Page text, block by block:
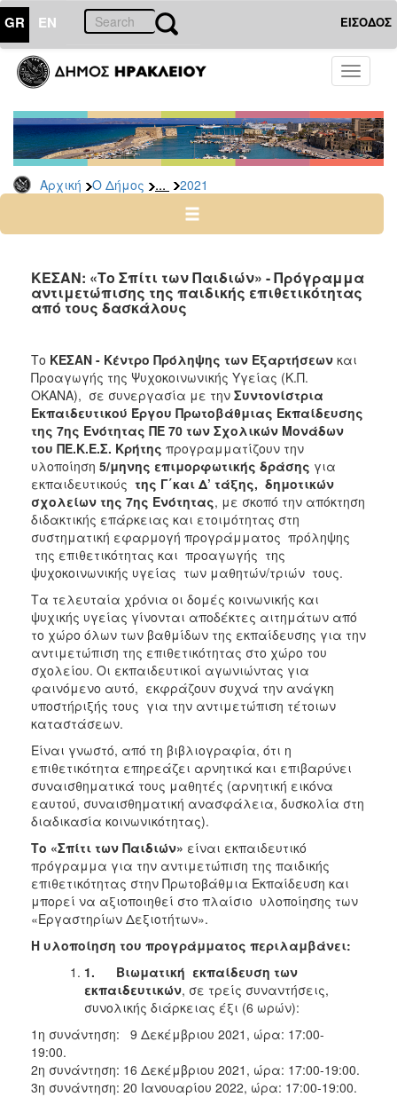
GR EN ΕΙΣΟΔΟΣ
Toggle
Αρχική Ο Δήμος ... 2021
ΔΗΜΟΣ
Δελτία
Τύπου
Αρχείο
2026
2024
2022
2021
2019
2018
2017
2016
2015
2013
2012
2011
2006
ΤΟΠΟΣ
ΠΟΛΙΤΙΣΜΟΣ
ΑΝΘΕΚΤΙΚΗ
ΠΟΛΗ
ΚΕΣΑΝ: «Το Σπίτι των Παιδιών» - Πρόγραμμα
αντιμετώπισης της παιδικής επιθετικότητας
από τους δασκάλους
Το ΚΕΣΑΝ - Κέντρο Πρόληψης των Εξαρτήσεων και
Προαγωγής της Ψυχοκοινωνικής Υγείας (Κ.Π.
ΟΚΑΝΑ), σε συνεργασία με την Συντονίστρια
Εκπαιδευτικού Έργου Πρωτοβάθμιας Εκπαίδευσης
της 7ης Ενότητας ΠΕ 70 των Σχολικών Μονάδων
του ΠΕ.Κ.Ε.Σ. Κρήτης προγραμματίζουν την
υλοποίηση 5/μηνης επιμορφωτικής δράσης για
εκπαιδευτικούς της Γ΄και Δ’ τάξης, δημοτικών
σχολείων της 7ης Ενότητας, με σκοπό την απόκτηση
διδακτικής επάρκειας και ετοιμότητας στη
συστηματική εφαρμογή προγράμματος πρόληψης
της επιθετικότητας και προαγωγής της
ψυχοκοινωνικής υγείας των μαθητών/τριών τους.
Τα τελευταία χρόνια οι δομές κοινωνικής και
ψυχικής υγείας γίνονται αποδέκτες αιτημάτων από
το χώρο όλων των βαθμίδων της εκπαίδευσης για την
αντιμετώπιση της επιθετικότητας στο χώρο του
σχολείου. Οι εκπαιδευτικοί αγωνιώντας για
φαινόμενο αυτό, εκφράζουν συχνά την ανάγκη
υποστήριξής τους για την αντιμετώπιση τέτοιων
καταστάσεων.
Είναι γνωστό, από τη βιβλιογραφία, ότι η
επιθετικότητα επηρεάζει αρνητικά και επιβαρύνει
συναισθηματικά τους μαθητές (αρνητική εικόνα
εαυτού, συναισθηματική ανασφάλεια, δυσκολία στη
διαδικασία κοινωνικότητας).
Το «Σπίτι των Παιδιών» είναι εκπαιδευτικό
πρόγραμμα για την αντιμετώπιση της παιδικής
επιθετικότητας στην Πρωτοβάθμια Εκπαίδευση και
μπορεί να αξιοποιηθεί στο πλαίσιο υλοποίησης των
«Εργαστηρίων Δεξιοτήτων».
Η υλοποίηση του προγράμματος περιλαμβάνει:
1. Βιωματική εκπαίδευση των
εκπαιδευτικών, σε τρείς συναντήσεις,
συνολικής διάρκειας έξι (6 ωρών):
1η συνάντηση: 9 Δεκέμβριου 2021, ώρα: 17:00-
19:00.
2η συνάντηση: 16 Δεκέμβριου 2021, ώρα: 17:00-19:00.
3η συνάντηση: 20 Ιανουαρίου 2022, ώρα: 17:00-19:00.